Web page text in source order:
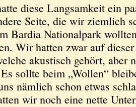
diese Langsamkeit ein
Seite, die wir ziemlich
Bardia Nationalpark
Wir hatten zwar auf
akustisch gehört, aber
sollte beim „Wollen“
nämlich schon etwas
wir noch eine nette